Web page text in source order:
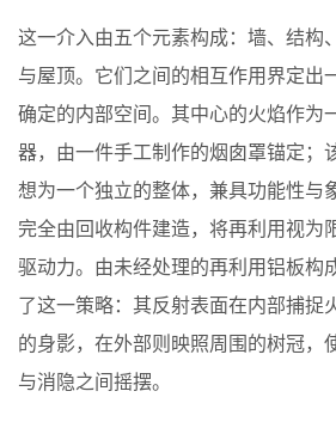
这一介入由五个元素构成：墙、结构
与屋顶。它们之间的相互作用界定出
确定的内部空间。其中心的火焰作为
器，由一件手工制作的烟囱罩锚定；
想为一个独立的整体，兼具功能性与
完全由回收构件建造，将再利用视为
驱动力。由未经处理的再利用铝板构
了这一策略：其反射表面在内部捕捉
的身影，在外部则映照周围的树冠，
与消隐之间摇摆。